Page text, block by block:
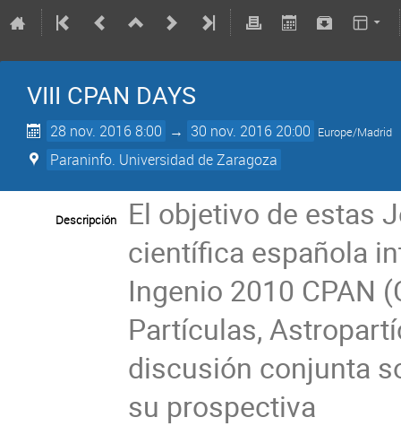
VIII CPAN DAYS
28 nov. 2016 8:00 → 30 nov. 2016 20:00 Europe/Madrid
Paraninfo. Universidad de Zaragoza
Descripción
El objetivo de estas
científica española
Ingenio 2010 CPAN
Partículas,
discusión conjunta
su prospectiva